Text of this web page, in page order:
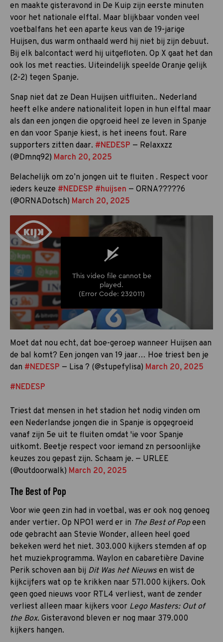
en maakte gisteravond in De Kuip zijn eerste minuten
voor het nationale elftal. Maar blijkbaar vonden veel
voetbalfans het een aparte keus van de 19-jarige
Huijsen, dus warm onthaald werd hij niet bij zijn debuut.
Bij elk balcontact werd hij uitgefloten. Op X gaat het dan
ook los met reacties. Uiteindelijk speelde Oranje gelijk
(2-2) tegen Spanje.
Snap niet dat ze Dean Huijsen uitfluiten.. Nederland
heeft elke andere nationaliteit lopen in hun elftal maar
als dan een jongen die opgroeid heel ze leven in Spanje
en dan voor Spanje kiest, is het ineens fout. Rare
supporters zitten daar. #NEDESP — Relaxxzz
(@Dmnq92) March 20, 2025
Belachelijk om zo’n jongen uit te fluiten . Respect voor
ieders keuze #NEDESP #huijsen — ORNA?????6
(@ORNADotsch) March 20, 2025
Moet dat nou echt, dat boe-geroep wanneer Huijsen aan
de bal komt? Een jongen van 19 jaar… Hoe triest ben je
dan #NEDESP — Lisa ? (@stupefylisa) March 20, 2025
#NEDESP
Triest dat mensen in het stadion het nodig vinden om
een Nederlandse jongen die in Spanje is opgegroeid
vanaf zijn 5e uit te fluiten omdat 'ie voor Spanje
uitkomt. Beetje respect voor iemand zn persoonlijke
keuzes zou gepast zijn. Schaam je. — URLEE
(@outdoorwalk) March 20, 2025
The Best of Pop
Voor wie geen zin had in voetbal, was er ook nog genoeg
ander vertier. Op NPO1 werd er in The Best of Popeen
ode gebracht aan Stevie Wonder, alleen heel goed
bekeken werd het niet. 303.000 kijkers stemden af op
het muziekprogramma. Waylon en cabaretière Davine
Perik schoven aan bij Dit Was het Nieuws en wist de
kijkcijfers wat op te krikken naar 571.000 kijkers. Ook
geen goed nieuws voor RTL4 verliest, want de zender
verliest alleen maar kijkers voor Lego Masters: Out of
the Box. Gisteravond bleven er nog maar 379.000
kijkers hangen.